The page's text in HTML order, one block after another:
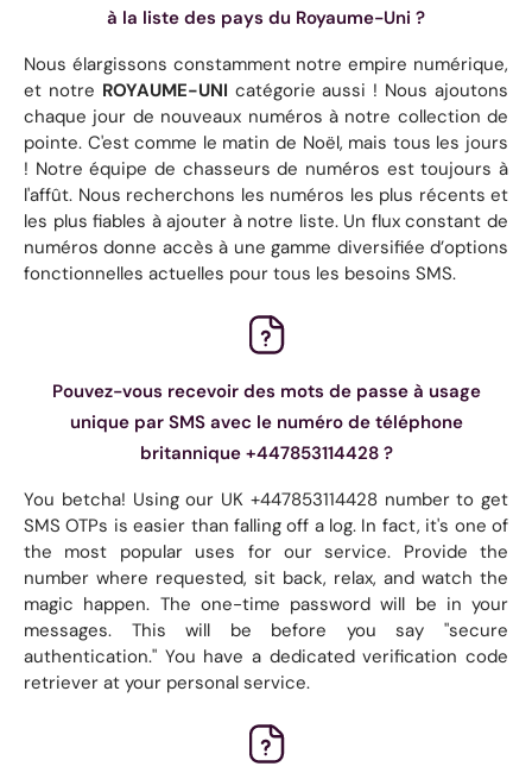
à la liste des pays du Royaume-Uni ?
Nous élargissons constamment notre empire numérique,
et notre ROYAUME-UNI catégorie aussi ! Nous ajoutons
chaque jour de nouveaux numéros à notre collection de
pointe. C'est comme le matin de Noël, mais tous les jours
! Notre équipe de chasseurs de numéros est toujours à
l'affût. Nous recherchons les numéros les plus récents et
les plus fiables à ajouter à notre liste. Un flux constant de
numéros donne accès à une gamme diversifiée d’options
fonctionnelles actuelles pour tous les besoins SMS.
Pouvez-vous recevoir des mots de passe à usage
unique par SMS avec le numéro de téléphone
britannique +447853114428 ?
You betcha! Using our UK +447853114428 number to get
SMS OTPs is easier than falling off a log. In fact, it's one of
the most popular uses for our service. Provide the
number where requested, sit back, relax, and watch the
magic happen. The one-time password will be in your
messages. This will be before you say "secure
authentication." You have a dedicated verification code
retriever at your personal service.